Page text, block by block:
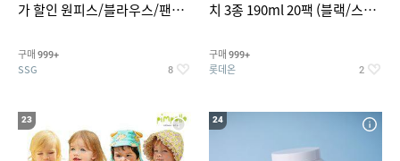
가 할인 원피스/블라우스/팬츠
구매 999+
SSG 8
치 3종 190ml 20팩 (블랙/스위
구매 999+
롯데온 2
23 24